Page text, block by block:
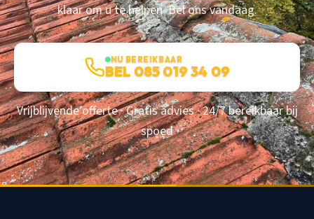
klaar om u te helpen. Bel ons vandaag.
NU BEREIKBAAR
BEL 085 019 34 09
Vrijblijvende offerte · Gratis advies · 24/7 bereikbaar bij
spoed